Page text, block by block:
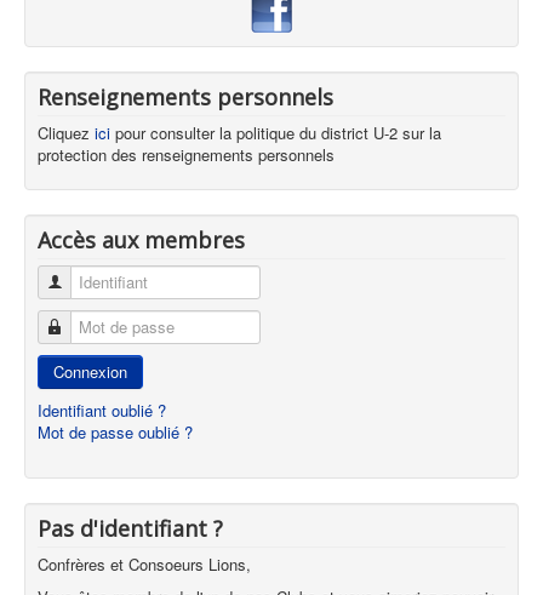
Renseignements personnels
Cliquez ici pour consulter la politique du district U-2 sur la
protection des renseignements personnels
Accès aux membres
Identifiant
Mot de passe
Connexion
Identifiant oublié ?
Mot de passe oublié ?
Pas d'identifiant ?
Confrères et Consoeurs Lions,